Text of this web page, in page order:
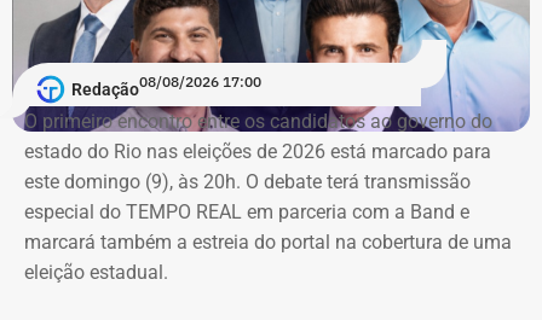
Conforme noticiado no último sábado (18), o plenário do
TCE determinou, por unanimidade, que a Prefeitura de
Duque de Caxias anule no prazo de 15 dias o contrato
firmado com a Geo Ambiental para o mesmo fim
(locação de maquinários e equipamentos). Na ocasião, a
Corte ordenou também a suspensão imediata dos
pagamentos decorrentes do acordo milionário, que
ultrapassava R$ 100 milhões.
Redação08/08/2026 17:00
O primeiro encontro entre os candidatos ao ⁠governo do
estado do Rio nas eleições de 2026 está marcado para
este domingo (9), às 20h. O debate terá transmissão
especial do TEMPO REAL em parceria com a Band e
marcará também a estreia do portal na cobertura de uma
eleição estadual.